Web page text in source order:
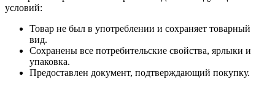
условий:
Товар не был в употреблении и сохраняет товарный
вид.
Сохранены все потребительские свойства, ярлыки и
упаковка.
Предоставлен документ, подтверждающий покупку.